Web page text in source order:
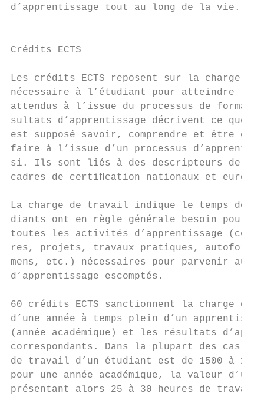
d’apprentissage tout au long de la vie.
Crédits ECTS
Les crédits ECTS reposent sur la
nécessaire à l’étudiant pour atteindre
attendus à l’issue du processus de
sultats d’apprentissage décrivent ce
est supposé savoir, comprendre et être
faire à l’issue d’un processus
si. Ils sont liés à des descripteurs de
cadres de certiﬁcation nationaux et
La charge de travail indique le temps
diants ont en règle générale besoin pour
toutes les activités d’apprentissage
res, projets, travaux pratiques,
mens, etc.) nécessaires pour parvenir
d’apprentissage escomptés.
60 crédits ECTS sanctionnent la charge
d’une année à temps plein d’un
(année académique) et les résultats
correspondants. Dans la plupart des
de travail d’un étudiant est de 1500 à
pour une année académique, la valeur
présentant alors 25 à 30 heures de